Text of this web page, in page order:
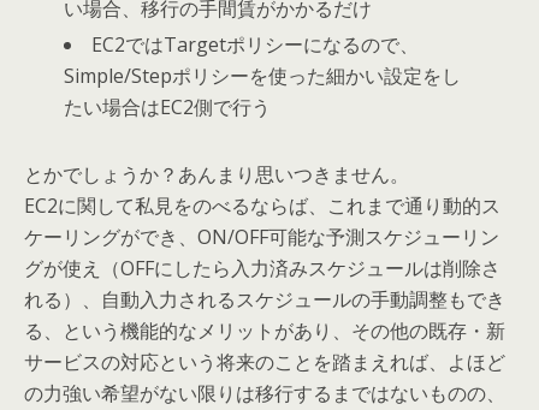
い場合、移行の手間賃がかかるだけ
EC2ではTargetポリシーになるので、
Simple/Stepポリシーを使った細かい設定をし
たい場合はEC2側で行う
とかでしょうか？あんまり思いつきません。
EC2に関して私見をのべるならば、これまで通り動的ス
ケーリングができ、ON/OFF可能な予測スケジューリン
グが使え（OFFにしたら入力済みスケジュールは削除さ
れる）、自動入力されるスケジュールの手動調整もでき
る、という機能的なメリットがあり、その他の既存・新
サービスの対応という将来のことを踏まえれば、よほど
の力強い希望がない限りは移行するまではないものの、